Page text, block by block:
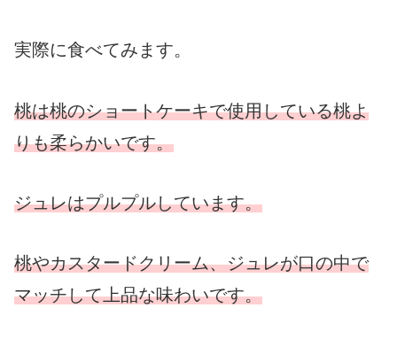
実際に食べてみます。
桃は桃のショートケーキで使用している桃よ
りも柔らかいです。
ジュレはプルプルしています。
桃やカスタードクリーム、ジュレが口の中で
マッチして上品な味わいです。